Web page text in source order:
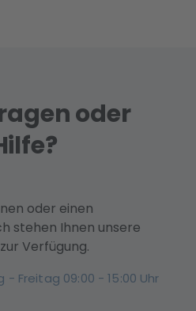
oder
oder einen
stehen Ihnen unsere
Verfügung.
Freitag 09:00 - 15:00 Uhr